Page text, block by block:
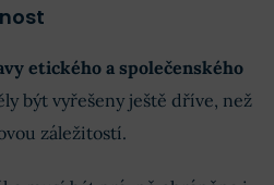
etického a společenského
být vyřešeny ještě dříve, než
záležitostí.